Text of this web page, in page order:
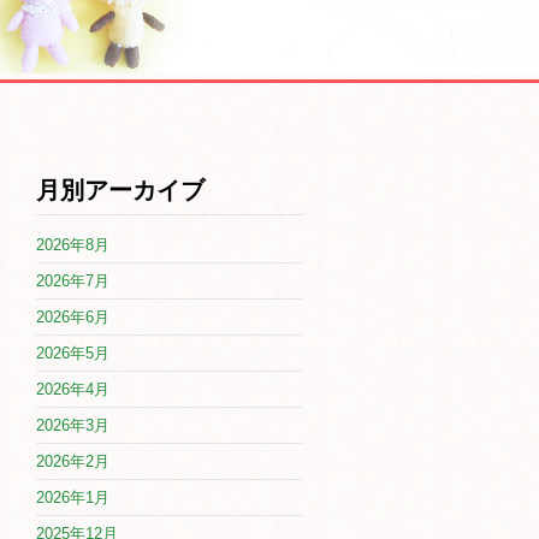
月別アーカイブ
2026年8月
2026年7月
2026年6月
2026年5月
2026年4月
2026年3月
2026年2月
2026年1月
2025年12月